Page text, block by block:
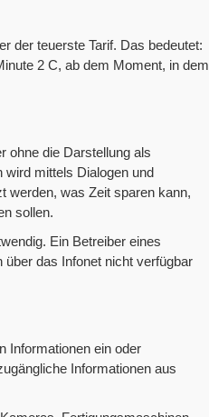
der teuerste Tarif. Das bedeutet:
2 C, ab dem Moment, in dem
ohne die Darstellung als
wird mittels Dialogen und
werden, was Zeit sparen kann,
sollen.
Ein Betreiber eines
das Infonet nicht verfügbar
Informationen ein oder
Informationen aus